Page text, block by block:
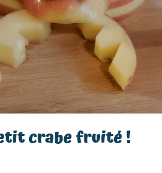
crabe fruité !